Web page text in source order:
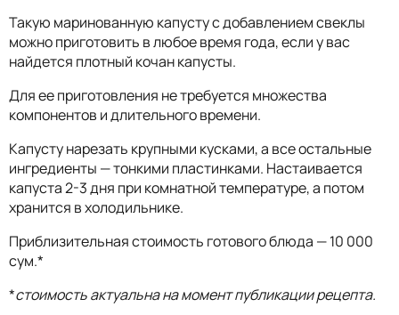
Такую маринованную капусту с добавлением свеклы
можно приготовить в любое время года, если у вас
найдется плотный кочан капусты.
Для ее приготовления не требуется множества
компонентов и длительного времени.
Капусту нарезать крупными кусками, а все остальные
ингредиенты — тонкими пластинками. Настаивается
капуста 2-3 дня при комнатной температуре, а потом
хранится в холодильнике.
Приблизительная стоимость готового блюда — 10 000
сум.*
*стоимость актуальна на момент публикации рецепта.